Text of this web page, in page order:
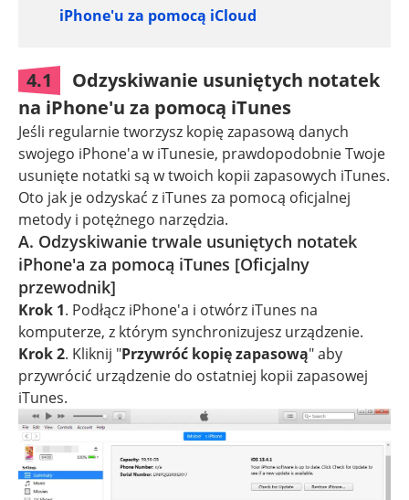
iPhone'u za pomocą iCloud
4.1
Odzyskiwanie usuniętych notatek
na iPhone'u za pomocą iTunes
Jeśli regularnie tworzysz kopię zapasową danych
swojego iPhone'a w iTunesie, prawdopodobnie Twoje
usunięte notatki są w twoich kopii zapasowych iTunes.
Oto jak je odzyskać z iTunes za pomocą oficjalnej
metody i potężnego narzędzia.
A. Odzyskiwanie trwale usuniętych notatek
iPhone'a za pomocą iTunes [Oficjalny
przewodnik]
Krok 1. Podłącz iPhone'a i otwórz iTunes na
komputerze, z którym synchronizujesz urządzenie.
Krok 2. Kliknij "Przywróć kopię zapasową" aby
przywrócić urządzenie do ostatniej kopii zapasowej
iTunes.